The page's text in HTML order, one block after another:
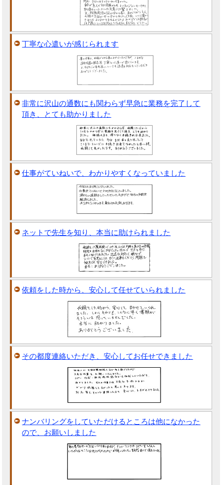
丁寧な心遣いが感じられます
非常に沢山の通数にも関わらず早急に業務を完了して
頂き、とても助かりました
仕事がていねいで、わかりやすくなっていました
ネットで先生を知り、本当に助けられました
依頼をした時から、安心して任せていられました
その都度連絡いただき、安心してお任せできました
ナンバリングをしていただけるところは他になかった
ので、お願いしました